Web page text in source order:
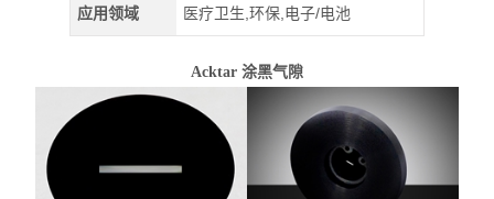
应用领域 医疗卫生,环保,电子/电池
Acktar 涂黑气隙